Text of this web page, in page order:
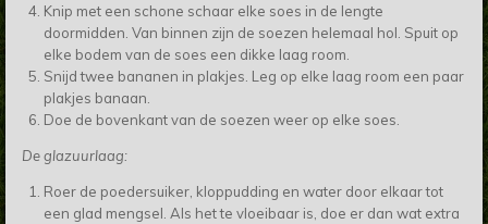
Knip met een schone schaar elke soes in de lengte
doormidden. Van binnen zijn de soezen helemaal hol. Spuit op
elke bodem van de soes een dikke laag room.
Snijd twee bananen in plakjes. Leg op elke laag room een paar
plakjes banaan.
Doe de bovenkant van de soezen weer op elke soes.
De glazuurlaag:
Roer de poedersuiker, kloppudding en water door elkaar tot
een glad mengsel. Als het te vloeibaar is, doe er dan wat extra